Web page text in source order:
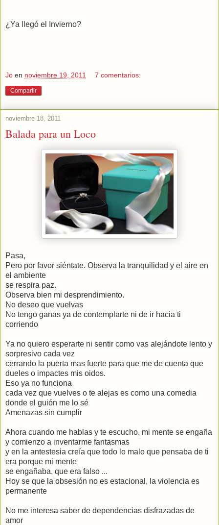
¿Ya llegó el Invierno?
Jo en noviembre 19, 2011 7 comentarios:
Compartir
noviembre 18, 2011
Balada para un Loco
Pasa,
Pero por favor siéntate. Observa la tranquilidad y el aire en
el ambiente
se respira paz.
Observa bien mi desprendimiento.
No deseo que vuelvas
No tengo ganas ya de contemplarte ni de ir hacia ti
corriendo
Ya no quiero esperarte ni sentir como vas alejándote lento y
sorpresivo cada vez
cerrando la puerta mas fuerte para que me de cuenta que
dueles o impactes mis oidos.
Eso ya no funciona
cada vez que vuelves o te alejas es como una comedia
donde el guión me lo sé
Amenazas sin cumplir
Ahora cuando me hablas y te escucho, mi mente se engaña
y comienzo a inventarme fantasmas
y en la antestesia creía que todo lo malo que pensaba de ti
era porque mi mente
se engañaba, que era falso ...
Hoy se que la obsesión no es estacional, la violencia es
permanente
No me interesa saber de dependencias disfrazadas de
amor